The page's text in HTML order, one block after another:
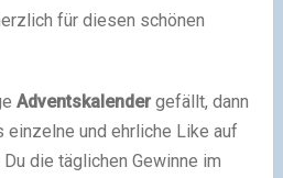
für diesen schönen
Adventskalendergefällt, dann
einzelne und ehrliche Like auf
die täglichen Gewinne im